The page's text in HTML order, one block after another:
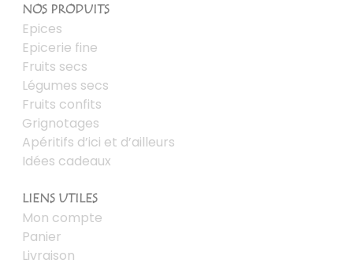
NOS PRODUITS
Epices
Epicerie fine
Fruits secs
Légumes secs
Fruits confits
Grignotages
Apéritifs d’ici et d’ailleurs
Idées cadeaux
LIENS UTILES
Mon compte
Panier
Livraison